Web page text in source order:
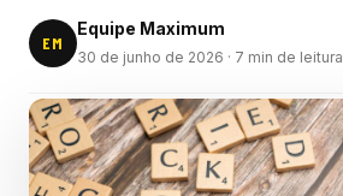
EM
Equipe Maximum
30 de junho de 2026 · 7 min de leitura